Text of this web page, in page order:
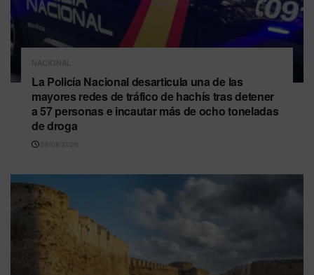
NACIONAL
La Policía Nacional desarticula una de las
mayores redes de tráfico de hachís tras detener
a 57 personas e incautar más de ocho toneladas
de droga
08/08/2026